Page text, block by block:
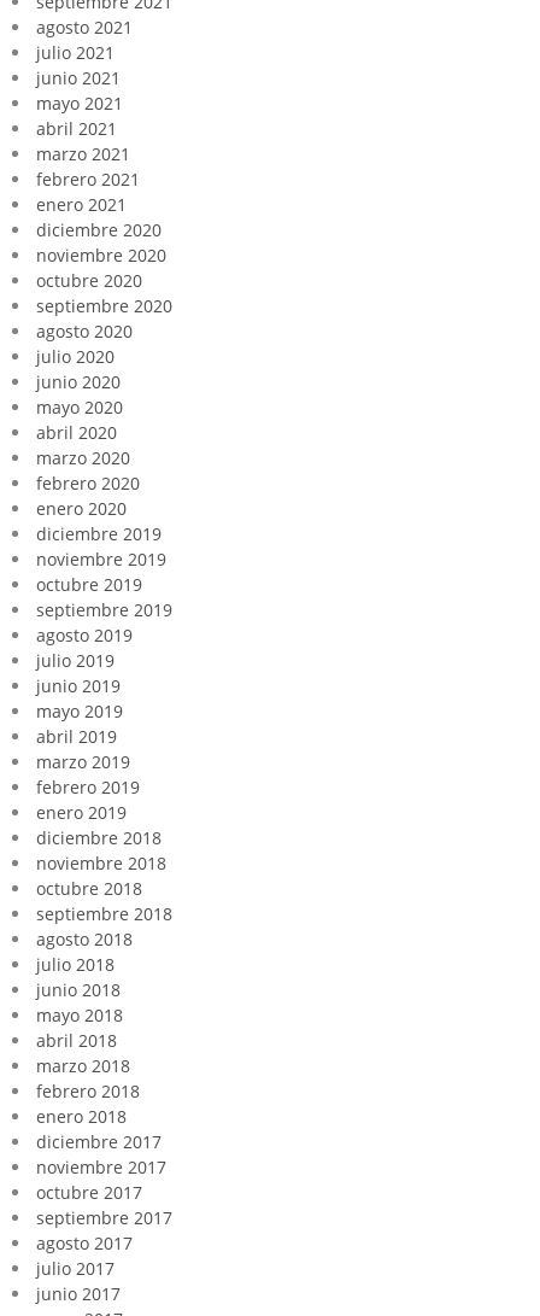
agosto 2021
julio 2021
junio 2021
mayo 2021
abril 2021
marzo 2021
febrero 2021
enero 2021
diciembre 2020
noviembre 2020
octubre 2020
septiembre 2020
agosto 2020
julio 2020
junio 2020
mayo 2020
abril 2020
marzo 2020
febrero 2020
enero 2020
diciembre 2019
noviembre 2019
octubre 2019
septiembre 2019
agosto 2019
julio 2019
junio 2019
mayo 2019
abril 2019
marzo 2019
febrero 2019
enero 2019
diciembre 2018
noviembre 2018
octubre 2018
septiembre 2018
agosto 2018
julio 2018
junio 2018
mayo 2018
abril 2018
marzo 2018
febrero 2018
enero 2018
diciembre 2017
noviembre 2017
octubre 2017
septiembre 2017
agosto 2017
julio 2017
junio 2017